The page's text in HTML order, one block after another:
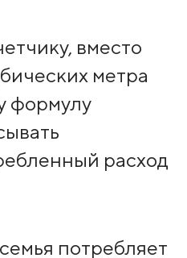
вместо
метра
формулу
расход
потребляет